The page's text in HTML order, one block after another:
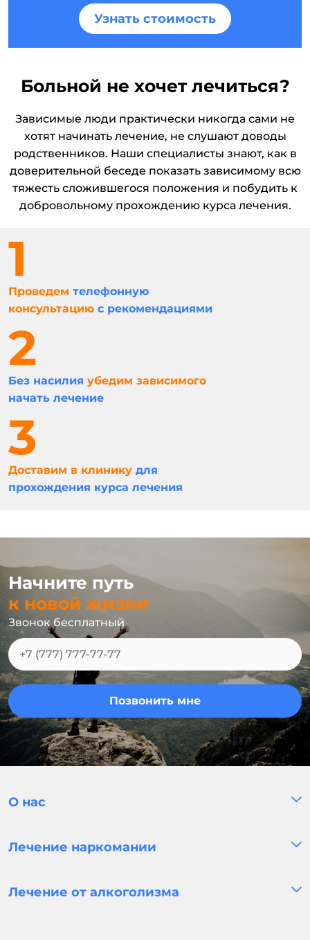
Узнать стоимость
Больной не хочет лечиться?
Зависимые люди практически никогда сами не
хотят начинать лечение, не слушают доводы
родственников. Наши специалисты знают, как в
доверительной беседе показать зависимому всю
тяжесть сложившегося положения и побудить к
добровольному прохождению курса лечения.
Проведем телефонную
консультацию с рекомендациями
Без насилия убедим зависимого
начать лечение
Доставим в клинику для
прохождения курса лечения
Начните путь
к новой жизни
Звонок бесплатный
Позвонить мне
О нас
Лечение наркомании
Лечение от алкоголизма